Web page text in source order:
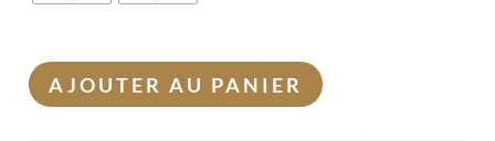
AJOUTER AU PANIER